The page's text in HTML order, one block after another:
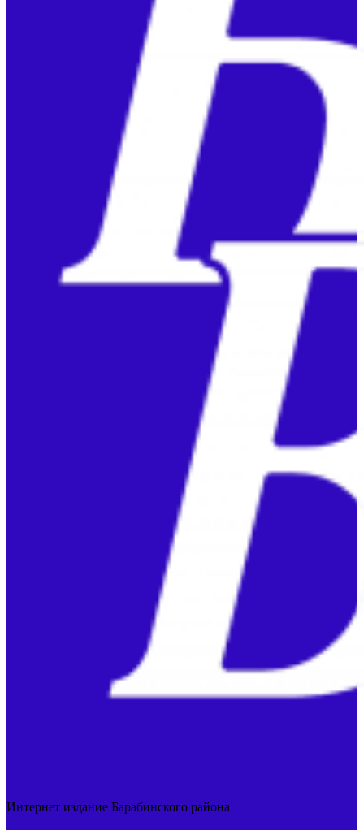
Интернет издание Барабинского района